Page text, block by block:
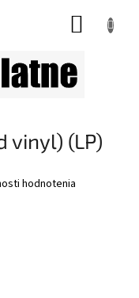
vinyl) (LP)
hodnotenia